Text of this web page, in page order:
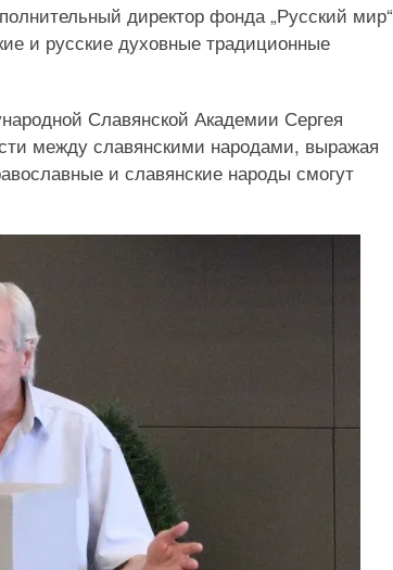
директор фонда „Русский мир“
и русские духовные традиционные
Славянской Академии Сергея
между славянскими народами, выражая
и славянские народы смогут